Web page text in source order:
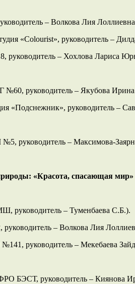
– Волкова Лия
«Colourist», руководитель –
руководитель – Хохлова Лариса
№60, руководитель – Якубова
«Подснежник», руководитель –
руководитель – Максимова-
«Красота, спасающая мир»
руководитель – Туменбаева С.Б.).
– Волкова Лия
руководитель – Мекебаева
БЭСТ, руководитель – Киянова